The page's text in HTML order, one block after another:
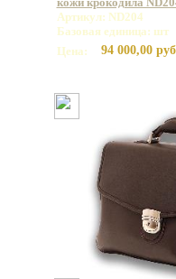
Артикул: ND204
Базовая единица: шт
Цена:
94 000,00